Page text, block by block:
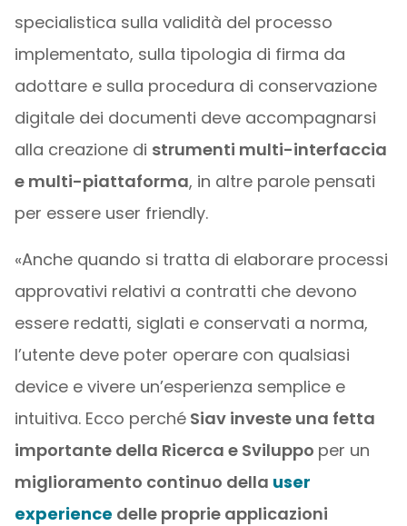
specialistica sulla validità del processo
implementato, sulla tipologia di firma da
adottare e sulla procedura di conservazione
digitale dei documenti deve accompagnarsi
alla creazione di strumenti multi-interfaccia
e multi-piattaforma, in altre parole pensati
per essere user friendly.
«Anche quando si tratta di elaborare processi
approvativi relativi a contratti che devono
essere redatti, siglati e conservati a norma,
l’utente deve poter operare con qualsiasi
device e vivere un’esperienza semplice e
intuitiva. Ecco perchéSiav investe una fetta
importante della Ricerca e Sviluppo per un
miglioramento continuo della user
experience delle proprie applicazioni